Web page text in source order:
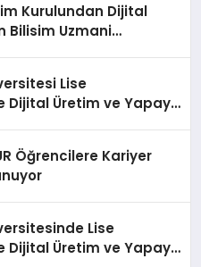
Kurulundan Dijital
Bilisim Uzmani
Lise
Dijital Üretim ve Yapay
Öğrencilere Kariyer
Lise
Dijital Üretim ve Yapay